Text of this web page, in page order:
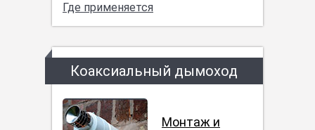
Где применяется
Коаксиальный дымоход
Монтаж и